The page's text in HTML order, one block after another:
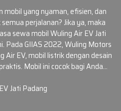
yang nyaman, efisien, dan
perjalanan? Jika ya, maka
sewa mobil Wuling Air EV Jati
Pada GIIAS 2022, Wuling Motors
Air EV, mobil listrik dengan desain
Mobil ini cocok bagi Anda…
Jati Padang